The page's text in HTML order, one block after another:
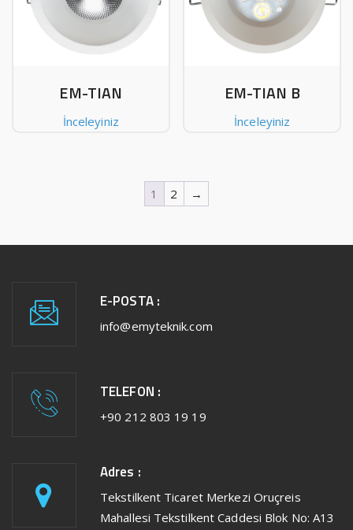
EM-TIAN
İnceleyiniz
EM-TIAN B
İnceleyiniz
1 2 →
E-POSTA :
info@emyteknik.com
TELEFON :
+90 212 803 19 19
Adres :
Tekstilkent Ticaret Merkezi Oruçreis
Mahallesi Tekstilkent Caddesi Blok No: A13